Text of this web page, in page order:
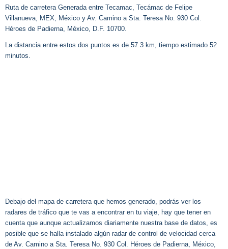
Ruta de carretera Generada entre Tecamac, Tecámac de Felipe
Villanueva, MEX, México y Av. Camino a Sta. Teresa No. 930 Col.
Héroes de Padierna, México, D.F. 10700.
La distancia entre estos dos puntos es de 57.3 km, tiempo estimado 52
minutos.
Debajo del mapa de carretera que hemos generado, podrás ver los
radares de tráfico que te vas a encontrar en tu viaje, hay que tener en
cuenta que aunque actualizamos diariamente nuestra base de datos, es
posible que se halla instalado algún radar de control de velocidad cerca
de Av. Camino a Sta. Teresa No. 930 Col. Héroes de Padierna, México,